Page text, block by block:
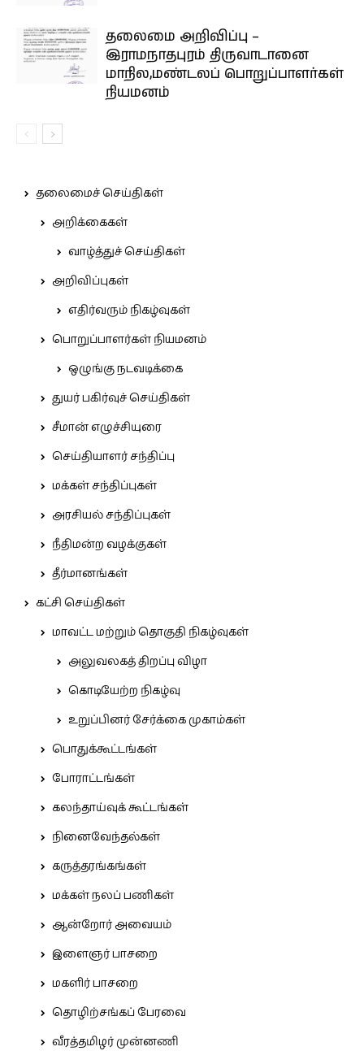
தலைமை அறிவிப்பு –
இராமநாதபுரம் திருவாடானை
மாநில,மண்டலப் பொறுப்பாளர்கள்
நியமனம்
தலைமைச் செய்திகள்
அறிக்கைகள்
வாழ்த்துச் செய்திகள்
அறிவிப்புகள்
எதிர்வரும் நிகழ்வுகள்
பொறுப்பாளர்கள் நியமனம்
ஒழுங்கு நடவடிக்கை
துயர் பகிர்வுச் செய்திகள்
சீமான் எழுச்சியுரை
செய்தியாளர் சந்திப்பு
மக்கள் சந்திப்புகள்
அரசியல் சந்திப்புகள்
நீதிமன்ற வழக்குகள்
தீர்மானங்கள்
கட்சி செய்திகள்
மாவட்ட மற்றும் தொகுதி நிகழ்வுகள்
அலுவலகத் திறப்பு விழா
கொடியேற்ற நிகழ்வு
உறுப்பினர் சேர்க்கை முகாம்கள்
பொதுக்கூட்டங்கள்
போராட்டங்கள்
கலந்தாய்வுக் கூட்டங்கள்
நினைவேந்தல்கள்
கருத்தரங்கங்கள்
மக்கள் நலப் பணிகள்
ஆன்றோர் அவையம்
இளைஞர் பாசறை
மகளிர் பாசறை
தொழிற்சங்கப் பேரவை
வீரத்தமிழர் முன்னணி